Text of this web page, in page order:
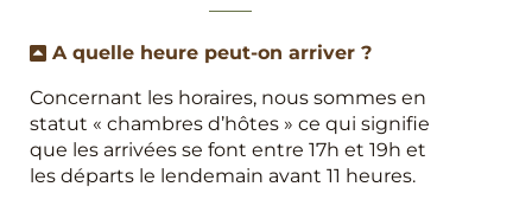
A quelle heure peut-on arriver ?
Concernant les horaires, nous sommes en
statut « chambres d’hôtes » ce qui signifie
que les arrivées se font entre 17h et 19h et
les départs le lendemain avant 11 heures.